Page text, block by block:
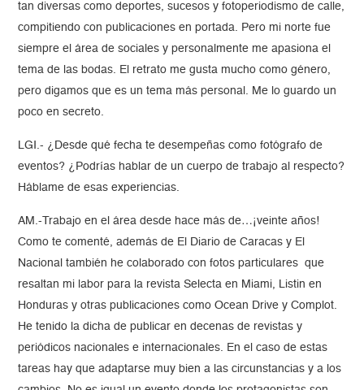
tan diversas como deportes, sucesos y fotoperiodismo de calle,
compitiendo con publicaciones en portada. Pero mi norte fue
siempre el área de sociales y personalmente me apasiona el
tema de las bodas. El retrato me gusta mucho como género,
pero digamos que es un tema más personal. Me lo guardo un
poco en secreto.
LGI.- ¿Desde qué fecha te desempeñas como fotógrafo de
eventos? ¿Podrías hablar de un cuerpo de trabajo al respecto?
Háblame de esas experiencias.
AM.-Trabajo en el área desde hace más de…¡veinte años!
Como te comenté, además de El Diario de Caracas y El
Nacional también he colaborado con fotos particulares que
resaltan mi labor para la revista Selecta en Miami, Listin en
Honduras y otras publicaciones como Ocean Drive y Complot.
He tenido la dicha de publicar en decenas de revistas y
periódicos nacionales e internacionales. En el caso de estas
tareas hay que adaptarse muy bien a las circunstancias y a los